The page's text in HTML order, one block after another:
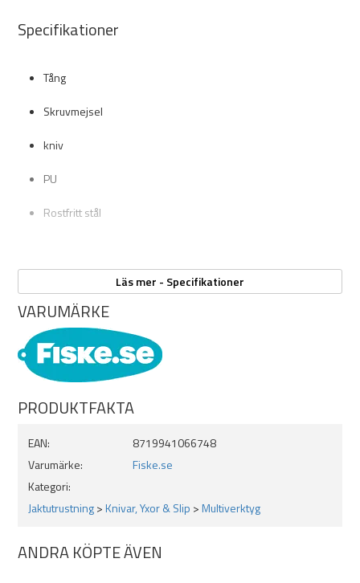
Specifikationer
Tång
Skruvmejsel
kniv
PU
Rostfritt stål
Läs mer - Specifikationer
VARUMÄRKE
PRODUKTFAKTA
EAN:
8719941066748
Varumärke:
Fiske.se
Kategori:
Jaktutrustning>Knivar, Yxor & Slip >Multiverktyg
ANDRA KÖPTE ÄVEN